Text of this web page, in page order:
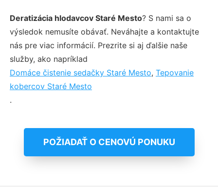
Deratizácia hlodavcov Staré Mesto? S nami sa o
výsledok nemusíte obávať. Neváhajte a kontaktujte
nás pre viac informácií. Prezrite si aj ďalšie naše
služby, ako napríklad
Domáce čistenie sedačky Staré Mesto, Tepovanie
kobercov Staré Mesto
.
POŽIADAŤ O CENOVÚ PONUKU